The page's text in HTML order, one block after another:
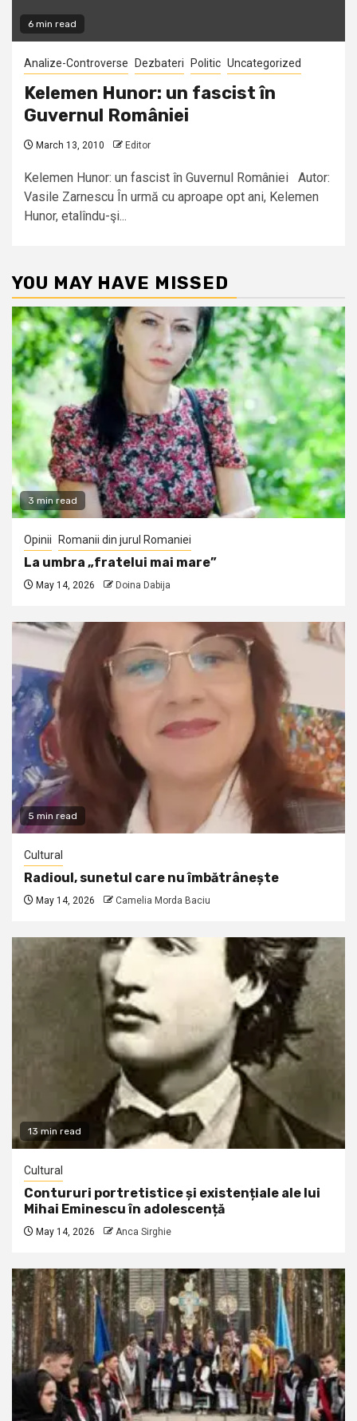
6 min read
Analize-Controverse Dezbateri Politic Uncategorized
Kelemen Hunor: un fascist în
Guvernul României
March 13, 2010 Editor
Kelemen Hunor: un fascist în Guvernul României Autor:
Vasile Zarnescu În urmă cu aproape opt ani, Kelemen
Hunor, etalîndu-şi...
YOU MAY HAVE MISSED
3 min read
Opinii Romanii din jurul Romaniei
La umbra „fratelui mai mare”
May 14, 2026 Doina Dabija
5 min read
Cultural
Radioul, sunetul care nu îmbătrânește
May 14, 2026 Camelia Morda Baciu
13 min read
Cultural
Contururi portretistice și existențiale ale lui
Mihai Eminescu în adolescență
May 14, 2026 Anca Sirghie